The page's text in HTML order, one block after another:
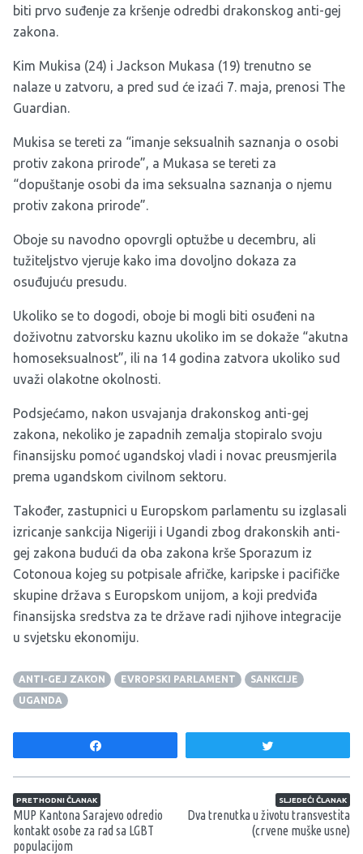
biti prvo suđenje za kršenje odredbi drakonskog anti-gej
zakona.
Kim Mukisa (24) i Jackson Mukasa (19) trenutno se
nalaze u zatvoru, a pred sud će izaći 7. maja, prenosi The
Guardian
Mukisa se tereti za “imanje seksualnih saznanja o osobi
protiv zakona prirode”, a Mukasa se tereti za
“dopuštanje osobi da ima seksualna saznanja o njemu
protiv zakona prirode”.
Oboje su navodno opovrgli optužbe u decembru, ali
tužiteljstvo vjeruje kako ima dovoljno dokaza za
osuđujuću presudu.
Ukoliko se to dogodi, oboje bi mogli biti osuđeni na
doživotnu zatvorsku kaznu ukoliko im se dokaže “akutna
homoseksualnost”, ili na 14 godina zatvora ukoliko sud
uvaži olakotne okolnosti.
Podsjećamo, nakon usvajanja drakonskog anti-gej
zakona, nekoliko je zapadnih zemalja stopiralo svoju
finansijsku pomoć ugandskoj vladi i novac preusmjerila
prema ugandskom civilnom sektoru.
Također, zastupnici u Europskom parlamentu su izglasali
izricanje sankcija Nigeriji i Ugandi zbog drakonskih anti-
gej zakona budući da oba zakona krše Sporazum iz
Cotonoua kojeg su potpisale afričke, karipske i pacifičke
skupine država s Europskom unijom, a koji predviđa
finansijska sredstva za te države radi njihove integracije
u svjetsku ekonomiju.
ANTI-GEJ ZAKON EVROPSKI PARLAMENT
SANKCIJE
UGANDA
Navigacija članaka
PRETHODNI ČLANAK
MUP Kantona Sarajevo odredio
kontakt osobe za rad sa LGBT
populacijom
SLJEDEĆI ČLANAK
Dva trenutka u životu transvestita
(crvene muške usne)